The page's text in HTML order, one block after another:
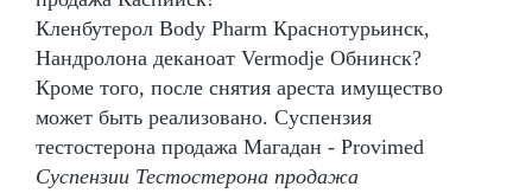
Кленбутерол Body Pharm Краснотурьинск,
Нандролона деканоат Vermodje Обнинск?
Кроме того, после снятия ареста имущество
может быть реализовано. Суспензия
тестостерона продажа Магадан - Provimed
Суспензии Тестостерона продажа